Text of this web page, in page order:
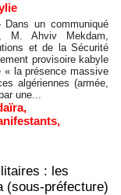
un communiqué
M. Ahviv Mekdam,
et de la Sécurité
provisoire kabyle
« la présence massive
algériennes (armée,
une...
,
,
: les
(sous-préfecture)